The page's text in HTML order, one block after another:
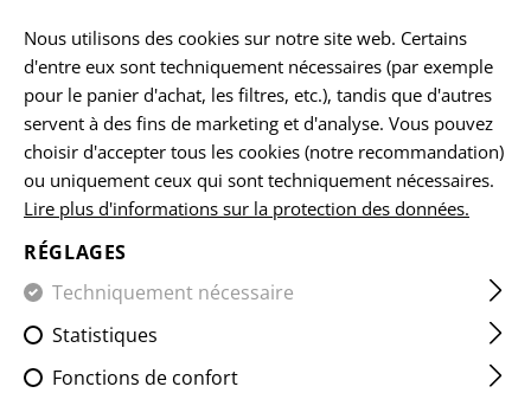
ACCUEIL EQUIPEMENTS SANGLES POUR ARMES 2
SNIPER RIFLE SLING PADDED
QD SWIVEL
Nous utilisons des cookies sur notre site web. Certains
d'entre eux sont techniquement nécessaires (par exemple
pour le panier d'achat, les filtres, etc.), tandis que d'autres
servent à des fins de marketing et d'analyse. Vous pouvez
choisir d'accepter tous les cookies (notre recommandation)
ou uniquement ceux qui sont techniquement nécessaires.
Lire plus d'informations sur la protection des données.
RÉGLAGES
Techniquement nécessaire
Statistiques
Fonctions de confort